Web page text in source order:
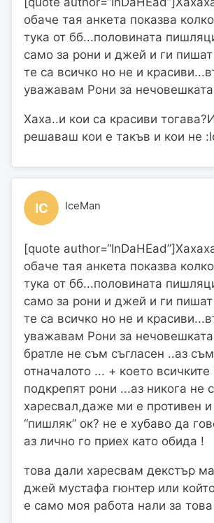
обаче тая анкета показва
тука от бб...половината
само за рони и джей и ги
те са всичко но не и
уважавам Рони за
Хаха..и кои са красиви
решаваш кои е такъв и кои не
IC IceMan
[quote
обаче тая анкета показва
тука от бб...половината
само за рони и джей и ги
те са всичко но не и
уважавам Рони за
братле не съм съгласен ..аз
отначалото ... + което
подкрепят рони ...аз никога не
харесвал,даже ми е противен
“пишляк” ок? не е хубаво да
аз лично го приех като обида !
това дали харесвам декстър
джей мустафа гюнтер или
е само моя работа нали за